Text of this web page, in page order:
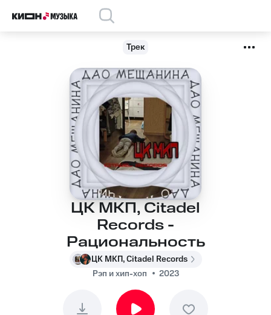
Трек
ЦК МКП, Citadel
Records -
Рациональность
ЦК МКП, Citadel Records
Рэп и хип-хоп
2023